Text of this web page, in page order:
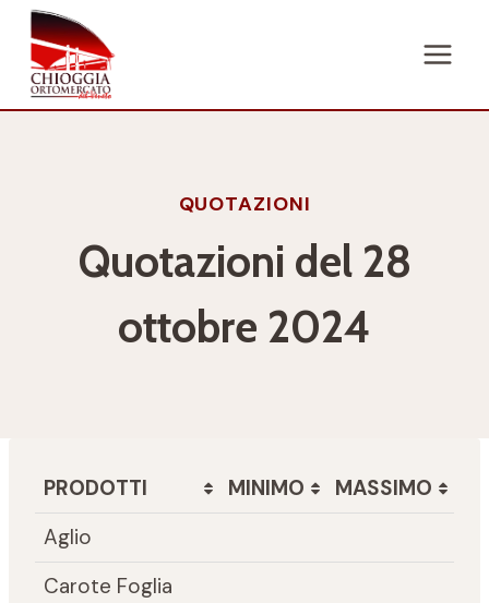
Salta
contenuto
QUOTAZIONI
Quotazioni del 28
ottobre 2024
PRODOTTI MINIMO
MASSIMO
Aglio
Carote Foglia